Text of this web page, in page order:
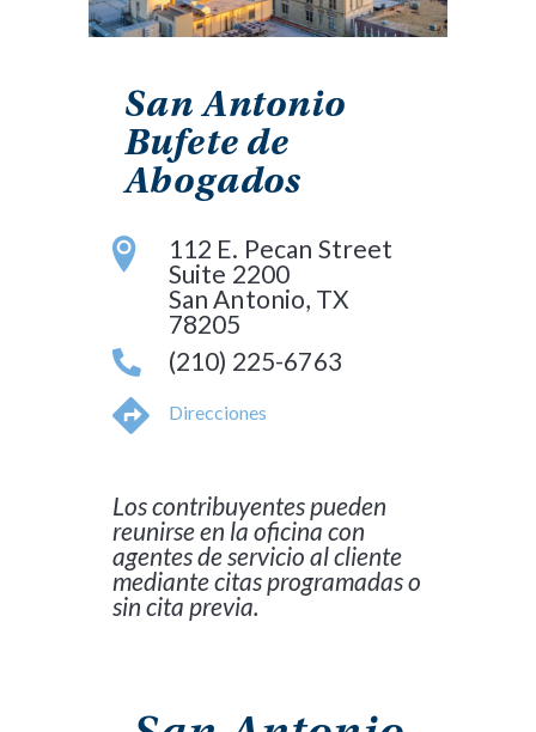
San Antonio
Bufete de
Abogados
112 E. Pecan Street
Suite 2200
San Antonio, TX
78205
(210) 225-6763
Direcciones
Los contribuyentes pueden
reunirse en la oficina con
agentes de servicio al cliente
mediante citas programadas o
sin cita previa.